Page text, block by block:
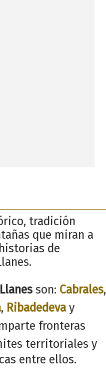
tradición
que miran a
de
son: Cabrales,
, Ribadedevay
fronteras
territoriales y
entre ellos.